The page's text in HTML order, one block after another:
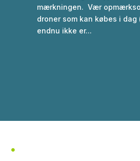
mærkningen. Vær
droner som kan købes i dag
endnu ikke er...
